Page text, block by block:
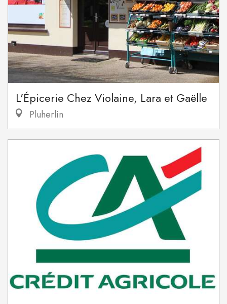
L'Épicerie Chez Violaine, Lara et Gaëlle
Pluherlin